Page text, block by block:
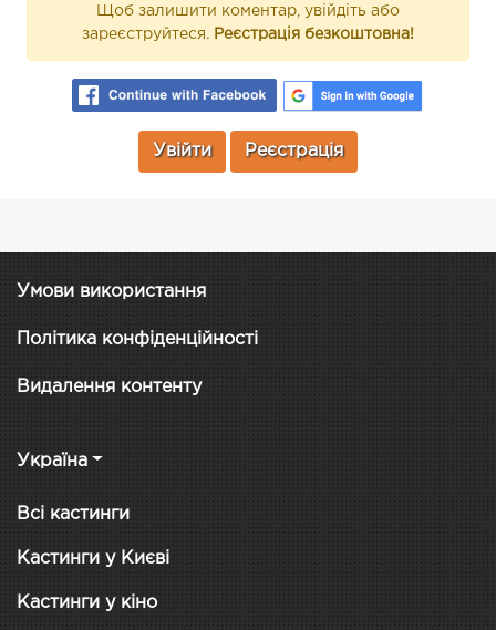
Щоб залишити коментар, увійдіть або
зареєструйтеся. Реєстрація безкоштовна!
Увійти Реєстрація
Умови використання
Політика конфіденційності
Видалення контенту
Україна
Всі кастинги
Кастинги у Києві
Кастинги у кіно